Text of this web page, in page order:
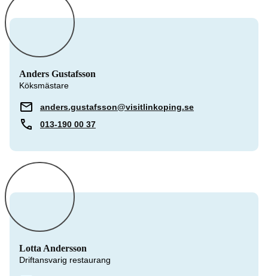
Anders Gustafsson
Köksmästare
anders.gustafsson@visitlinkoping.se
013-190 00 37
Lotta Andersson
Driftansvarig restaurang